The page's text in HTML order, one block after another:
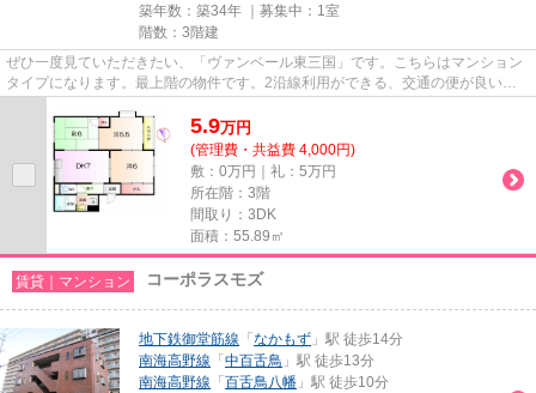
築年数：築34年 ｜募集中： 1室
階数：3階建
ぜひ一度見ていただきたい、「ヴァンベール東三国」です。こちらはマンション
タイプになります。最上階の物件です。2沿線利用ができる、交通の便が良い物
5.9万円
(管理費・共益費 4,000円)
敷：0万円｜礼：5万円
所在階：3階
間取り：3DK
面積：55.89㎡
賃貸｜マンション コーポラスモズ
地下鉄御堂筋線 「 なかもず 」駅 徒歩14分
南海高野線 「 中百舌鳥 」駅 徒歩13分
南海高野線 「 百舌鳥八幡 」駅 徒歩10分